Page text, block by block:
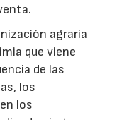
agraria
que viene
de las
los
los